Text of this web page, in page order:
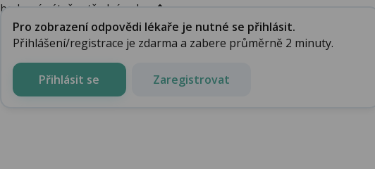
bederní páteře střední pokro�...
Pro zobrazení odpovědi lékaře je nutné se přihlásit.
Přihlášení/registrace je zdarma a zabere průměrně 2 minuty.
Přihlásit se Zaregistrovat